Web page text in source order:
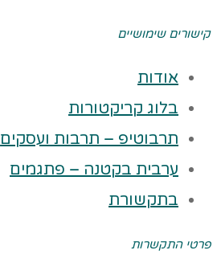
קישורים שימושיים
אודות
בלוג קריקטורות
תרבוטיפ – תרבות ועסקים
ערבית בקטנה – פתגמים
בתקשורת
פרטי התקשרות